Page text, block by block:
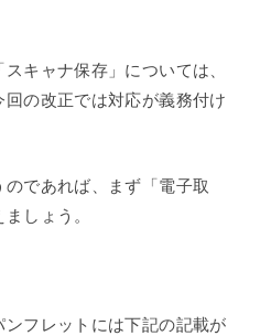
キャナ保存」については、
の改正では対応が義務付け
であれば、まず「電子取
しょう。
フレットには下記の記載が